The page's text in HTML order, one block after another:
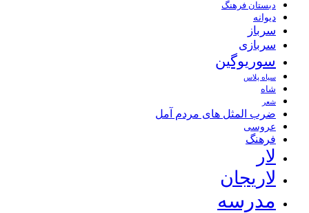
دبستان فرهنگ
دیوانه
سرباز
سربازی
سوریوگین
سیاه پلاس
شاه
شعر
ضرب المثل های مردم آمل
عروسی
فرهنگ
لار
لاریجان
مدرسه